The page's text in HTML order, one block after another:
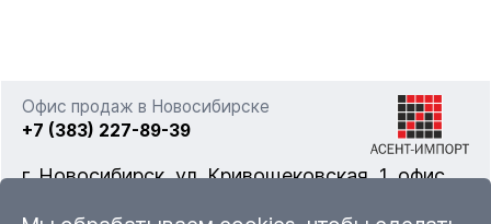
Офис продаж в Новосибирске
+7 (383) 227-89-39
г. Новосибирск, ул. Кривощековская, 1, офис